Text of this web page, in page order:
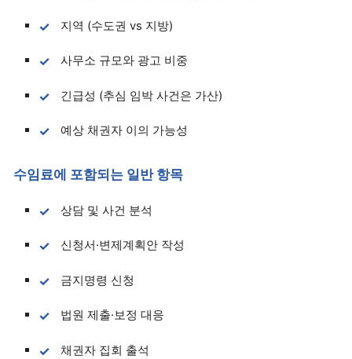
지역 (수도권 vs 지방)
사무소 규모와 광고 비중
긴급성 (추심 임박 사건은 가산)
예상 채권자 이의 가능성
수임료에 포함되는 일반 항목
상담 및 사건 분석
신청서·변제계획안 작성
금지명령 신청
법원 제출·보정 대응
채권자 집회 출석